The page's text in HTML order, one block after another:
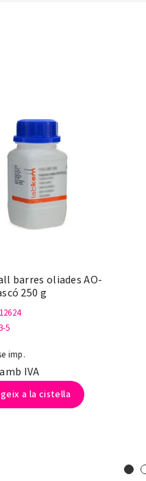
barres oliades AO-
250 g
5
imp.
amb IVA
a la cistella